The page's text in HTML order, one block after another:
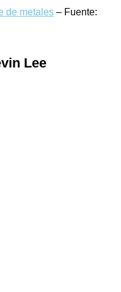
de metales – Fuente:
Lee